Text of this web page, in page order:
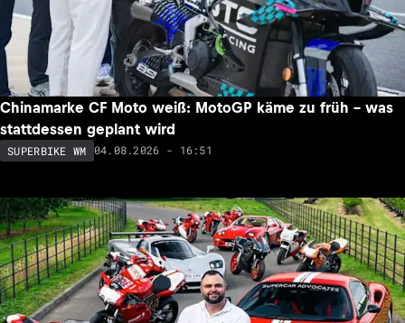
Chinamarke CF Moto weiß: MotoGP käme zu früh – was
stattdessen geplant wird
SUPERBIKE WM 04.08.2026 - 16:51